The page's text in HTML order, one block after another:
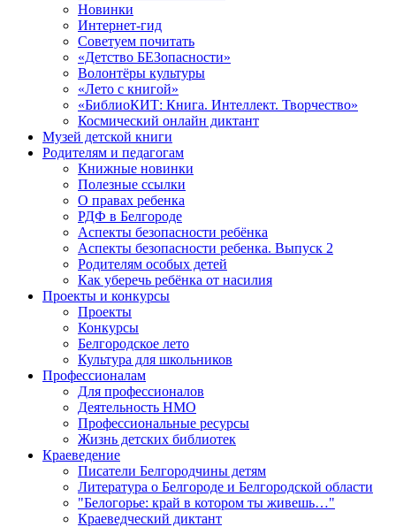
Новинки
Интернет-гид
Советуем почитать
«Детство БЕЗопасности»
Волонтёры культуры
«Лето с книгой»
«БиблиоКИТ: Книга. Интеллект. Творчество»
Космический онлайн диктант
Музей детской книги
Родителям и педагогам
Книжные новинки
Полезные ссылки
О правах ребенка
РДФ в Белгороде
Аспекты безопасности ребёнка
Аспекты безопасности ребенка. Выпуск 2
Родителям особых детей
Как уберечь ребёнка от насилия
Проекты и конкурсы
Проекты
Конкурсы
Белгородское лето
Культура для школьников
Профессионалам
Для профессионалов
Деятельность НМО
Профессиональные ресурсы
Жизнь детских библиотек
Краеведение
Писатели Белгородчины детям
Литература о Белгороде и Белгородской области
"Белогорье: край в котором ты живешь…"
Краеведческий диктант